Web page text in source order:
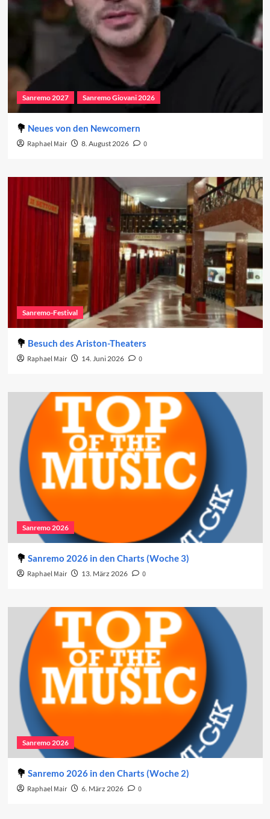
Sanremo 2027 Sanremo Giovani 2026
Neues von den Newcomern
Raphael Mair 8. August 2026 0
Sanremo-Festival
Besuch des Ariston-Theaters
Raphael Mair 14. Juni 2026 0
Sanremo 2026
Sanremo 2026 in den Charts (Woche 3)
Raphael Mair 13. März 2026 0
Sanremo 2026
Sanremo 2026 in den Charts (Woche 2)
Raphael Mair 6. März 2026 0